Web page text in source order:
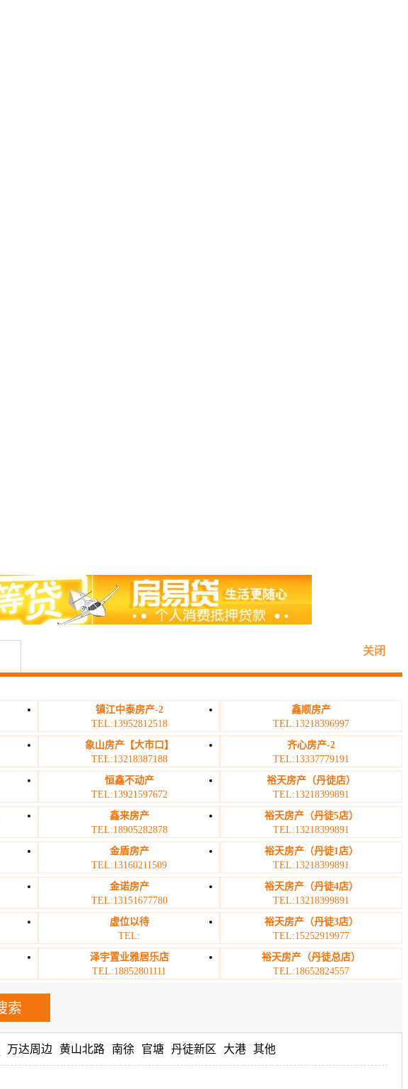
关闭
镇江中泰房产-2
TEL:13952812518
鑫顺房产
TEL:13218396997
象山房产【大市口】
TEL:13218387188
齐心房产-2
TEL:13337779191
恒鑫不动产
TEL:13921597672
裕天房产（丹徒店）
TEL:13218399891
鑫来房产
TEL:18905282878
裕天房产（丹徒5店）
TEL:13218399891
金盾房产
TEL:13160211509
裕天房产（丹徒1店）
TEL:13218399891
金诺房产
TEL:13151677780
裕天房产（丹徒4店）
TEL:13218399891
虚位以待
TEL:
裕天房产（丹徒3店）
TEL:15252919977
泽宇置业雅居乐店
TEL:18852801111
裕天房产（丹徒总店）
TEL:18652824557
万达周边 黄山北路 南徐 官塘 丹徒新区 大港 其他